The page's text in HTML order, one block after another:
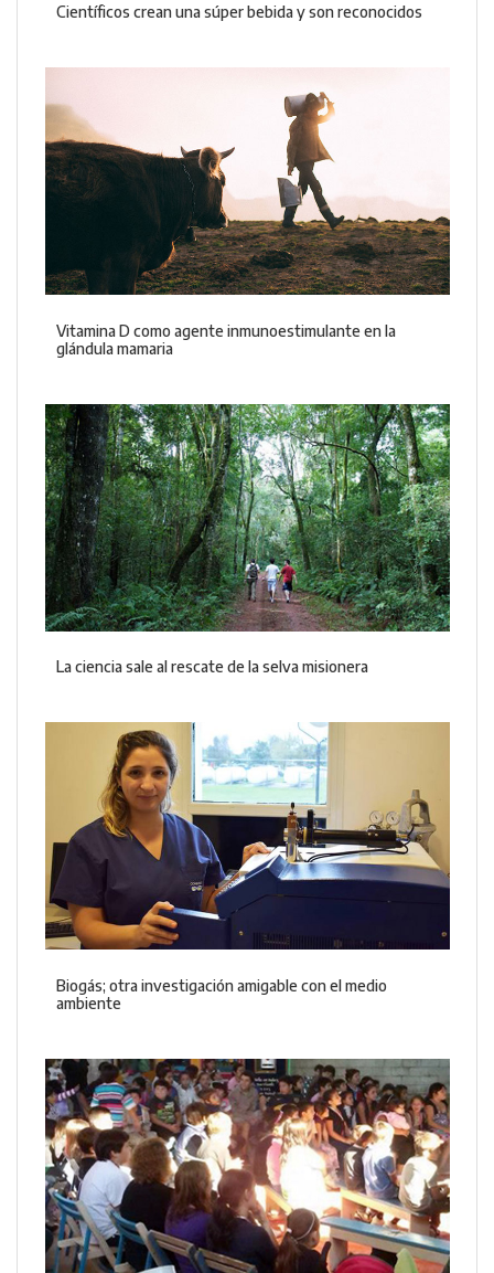
Científicos crean una súper bebida y son reconocidos
Vitamina D como agente inmunoestimulante en la
glándula mamaria
La ciencia sale al rescate de la selva misionera
Biogás; otra investigación amigable con el medio
ambiente